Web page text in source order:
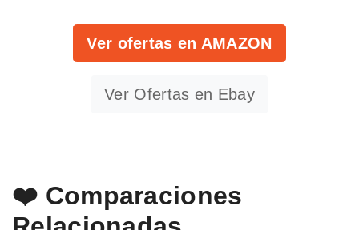
Ver ofertas en AMAZON
Ver Ofertas en Ebay
❤️ Comparaciones